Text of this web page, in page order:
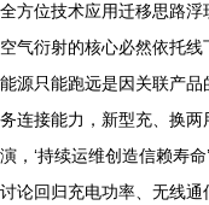
全方位技术应用迁移思路
空气衍射的核心必然依托
能源只能跑远是因关联产
务连接能力，新型充、换
演，‘持续运维创造信赖寿
讨论回归充电功率、无线